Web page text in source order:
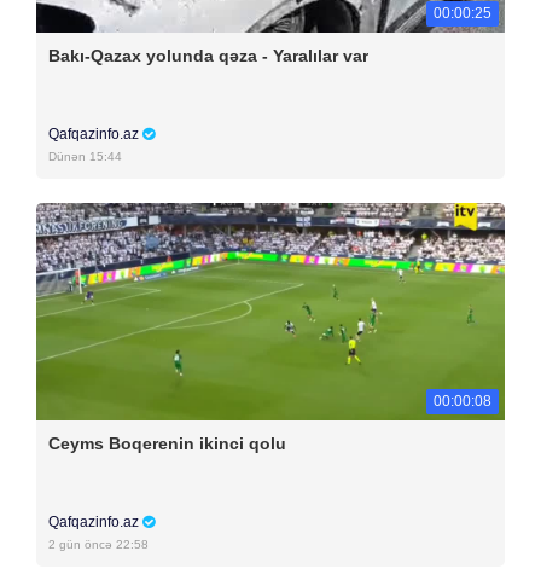
00:00:25
Bakı-Qazax yolunda qəza - Yaralılar var
Qafqazinfo.az
Dünən 15:44
00:00:08
Ceyms Boqerenin ikinci qolu
Qafqazinfo.az
2 gün öncə 22:58